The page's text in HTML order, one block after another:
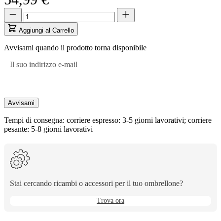
accedere
alla
prima
opzione,
poi
i
tasti
tra
le
opzioni.
Quantità
aggiornata
1
Quantità
Aggiungi al Carrello
Avvisami quando il prodotto torna disponibile
Il suo indirizzo e-mail
Avvisami
Tempi di consegna: corriere espresso: 3-5 giorni lavorativi; corriere
pesante: 5-8 giorni lavorativi
Stai cercando ricambi o accessori per il tuo ombrellone?
Trova ora